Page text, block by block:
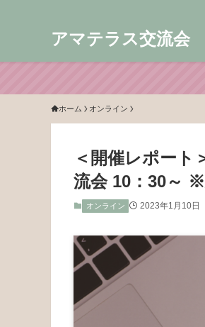
アマテラス交流会
ホーム オンライン
＜開催レポート
流会 10：30～
オンライン 2023年1月10日